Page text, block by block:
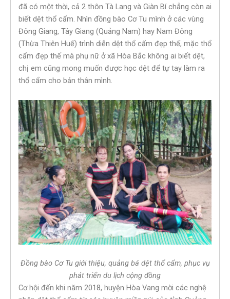
đã có một thời, cả 2 thôn Tà Lang và Giàn Bí chẳng còn ai
biết dệt thổ cẩm. Nhìn đồng bào Cơ Tu mình ở các vùng
Đông Giang, Tây Giang (Quảng Nam) hay Nam Đông
(Thừa Thiên Huế) trình diễn dệt thổ cẩm đẹp thế, mặc thổ
cẩm đẹp thế mà phụ nữ ở xã Hòa Bắc không ai biết dệt,
chị em cũng mong muốn được học dệt để tự tay làm ra
thổ cẩm cho bản thân mình.
Đồng bào Cơ Tu giới thiệu, quảng bá dệt thổ cẩm, phục vụ
phát triển du lịch cộng đồng
Cơ hội đến khi năm 2018, huyện Hòa Vang mời các nghệ